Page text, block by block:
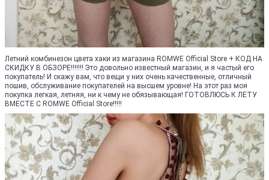
Летний комбинезон цвета хаки из магазина ROMWE Official Store + КОД НА
СКИДКУ В ОБЗОРЕ!!!!!!! Это довольно известный магазин, и я частый его
покупатель! И скажу вам, что вещи у них очень качественные, отличный
пошив, обслуживание покупателей на высшем уровне! На этот раз моя
покупка легкая, летняя, ни к чему не обязывающая! ГОТОВЛЮСЬ К ЛЕТУ
ВМЕСТЕ С ROMWE Official Store!!!!!